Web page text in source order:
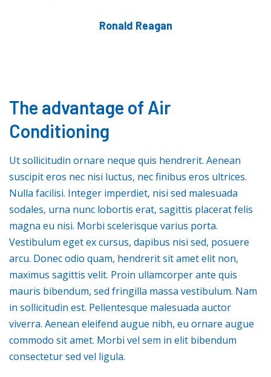
Ronald Reagan
The advantage of Air
Conditioning
Ut sollicitudin ornare neque quis hendrerit. Aenean
suscipit eros nec nisi luctus, nec finibus eros ultrices.
Nulla facilisi. Integer imperdiet, nisi sed malesuada
sodales, urna nunc lobortis erat, sagittis placerat felis
magna eu nisi. Morbi scelerisque varius porta.
Vestibulum eget ex cursus, dapibus nisi sed, posuere
arcu. Donec odio quam, hendrerit sit amet elit non,
maximus sagittis velit. Proin ullamcorper ante quis
mauris bibendum, sed fringilla massa vestibulum. Nam
in sollicitudin est. Pellentesque malesuada auctor
viverra. Aenean eleifend augue nibh, eu ornare augue
commodo sit amet. Morbi vel sem in elit bibendum
consectetur sed vel ligula.